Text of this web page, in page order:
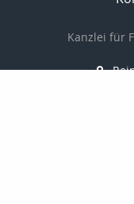
Kanzlei für